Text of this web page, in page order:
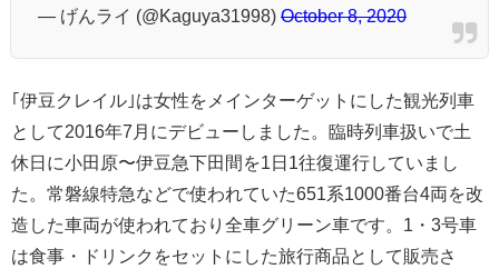
— げんライ (@Kaguya31998) October 8, 2020
｢伊豆クレイル｣は女性をメインターゲットにした観光列車
として2016年7月にデビューしました。臨時列車扱いで土
休日に小田原〜伊豆急下田間を1日1往復運行していまし
た。常磐線特急などで使われていた651系1000番台4両を改
造した車両が使われており全車グリーン車です。1・3号車
は食事・ドリンクをセットにした旅行商品として販売さ